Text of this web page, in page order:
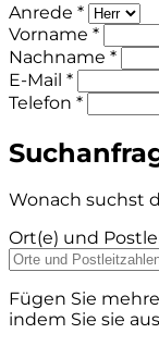
Anrede *
Vorname *
Nachname *
E-Mail *
Telefon *
Wonach suchst
Ort(e) und
Fügen Sie
indem Sie sie